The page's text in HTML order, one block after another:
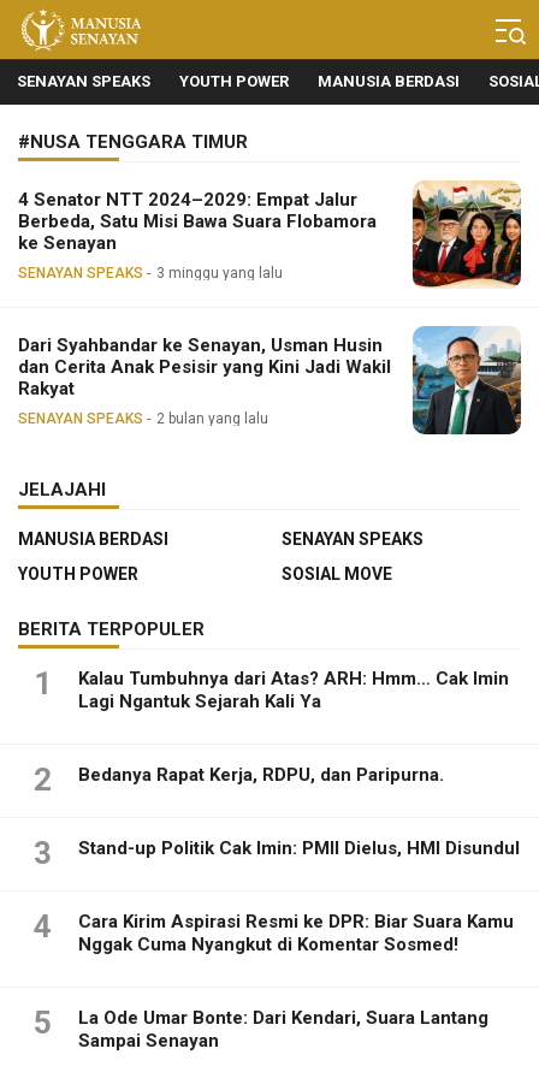
Manusia Senayan
Manusia Bicara, Senayan Bersuara
SENAYAN SPEAKS YOUTH POWER MANUSIA BERDASI
#NUSA TENGGARA TIMUR
4 Senator NTT 2024–2029: Empat Jalur
Berbeda, Satu Misi Bawa Suara Flobamora
ke Senayan
SENAYAN SPEAKS 3 minggu yang lalu
Dari Syahbandar ke Senayan, Usman Husin
dan Cerita Anak Pesisir yang Kini Jadi Wakil
Rakyat
SENAYAN SPEAKS 2 bulan yang lalu
JELAJAHI
MANUSIA BERDASI
SENAYAN SPEAKS
YOUTH POWER
SOSIAL MOVE
BERITA TERPOPULER
1
Kalau Tumbuhnya dari Atas? ARH: Hmm… Cak Imin
Lagi Ngantuk Sejarah Kali Ya
2 Bedanya Rapat Kerja, RDPU, dan Paripurna.
3 Stand-up Politik Cak Imin: PMII Dielus, HMI Disundul
4
Cara Kirim Aspirasi Resmi ke DPR: Biar Suara Kamu
Nggak Cuma Nyangkut di Komentar Sosmed!
5
La Ode Umar Bonte: Dari Kendari, Suara Lantang
Sampai Senayan